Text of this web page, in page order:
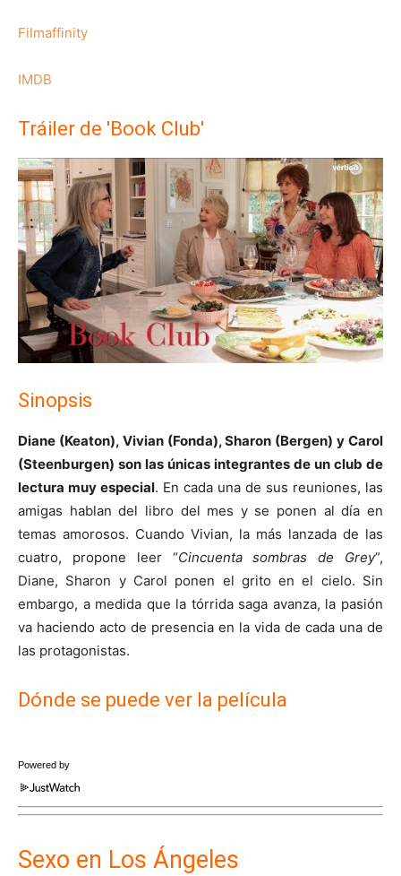
Filmaffinity
IMDB
Tráiler de 'Book Club'
Sinopsis
Diane (Keaton), Vivian (Fonda), Sharon (Bergen) y Carol
(Steenburgen) son las únicas integrantes de un club de
lectura muy especial. En cada una de sus reuniones, las
amigas hablan del libro del mes y se ponen al día en
temas amorosos. Cuando Vivian, la más lanzada de las
cuatro, propone leer “Cincuenta sombras de Grey”,
Diane, Sharon y Carol ponen el grito en el cielo. Sin
embargo, a medida que la tórrida saga avanza, la pasión
va haciendo acto de presencia en la vida de cada una de
las protagonistas.
Dónde se puede ver la película
Powered by
Sexo en Los Ángeles